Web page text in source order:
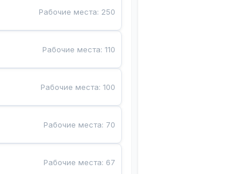
Рабочие места: 250
Рабочие места:110
Рабочие места:100
Рабочие места: 70
Рабочие места: 67